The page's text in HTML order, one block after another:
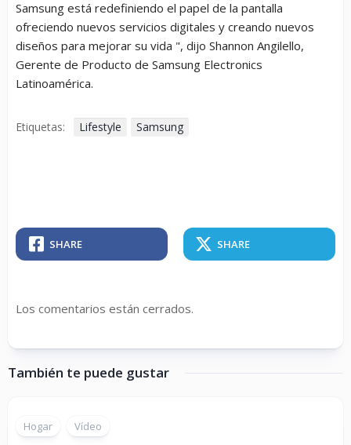
Samsung está redefiniendo el papel de la pantalla
ofreciendo nuevos servicios digitales y creando nuevos
diseños para mejorar su vida ", dijo Shannon Angilello,
Gerente de Producto de Samsung Electronics
Latinoamérica.
Etiquetas: Lifestyle Samsung
SHARE SHARE
Los comentarios están cerrados.
También te puede gustar
Hogar Vídeo